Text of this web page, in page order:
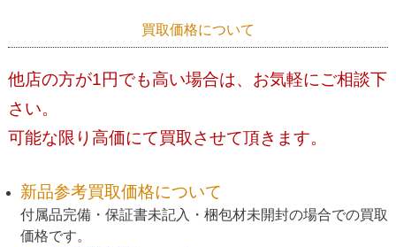
買取価格について
他店の方が1円でも高い場合は、お気軽にご相談下
さい。
可能な限り高価にて買取させて頂きます。
新品参考買取価格について
付属品完備・保証書未記入・梱包材未開封の場合での買取
価格です。